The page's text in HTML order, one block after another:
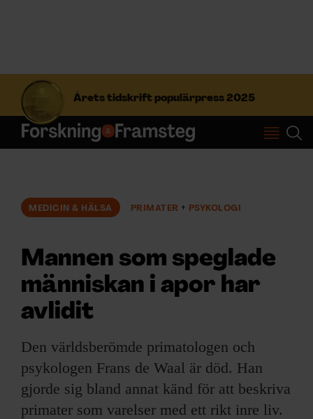
Årets tidskrift populärpress 2025
S
f
t
Prenumerera
ÄMNEN
ARKIV & E-TIDNING
LYSSNA/PODD
EVENEMANG & RESOR
MEDICIN & HÄLSA PRIMATER PSYKOLOGI
Mannen som speglade
människan i apor har
avlidit
Den världsberömde primatologen och
psykologen Frans de Waal är död. Han
gjorde sig bland annat känd för att beskriva
primater som varelser med ett rikt inre liv.